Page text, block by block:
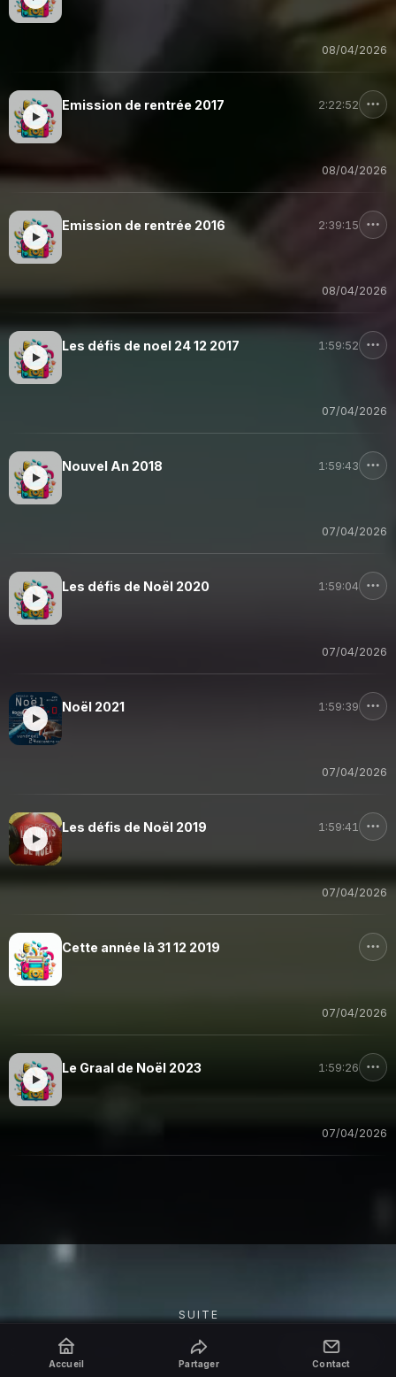
Accueil Partager Contact
SUITE
08/04/2026
Emission de rentrée 2017 2:22:52
08/04/2026
Emission de rentrée 2016 2:39:15
08/04/2026
Les défis de noel 24 12 2017 1:59:52
07/04/2026
Nouvel An 2018 1:59:43
07/04/2026
Les défis de Noël 2020 1:59:04
07/04/2026
Noël 2021 1:59:39
07/04/2026
Les défis de Noël 2019 1:59:41
07/04/2026
Cette année là 31 12 2019
07/04/2026
Le Graal de Noël 2023 1:59:26
07/04/2026
Site réalisé par adm Partager